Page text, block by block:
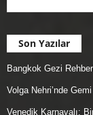
Son Yazılar
Bangkok Gezi
Volga Nehri’nde
Venedik Karnavalı: